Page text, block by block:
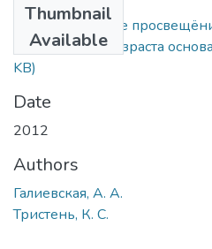
Thumbnail
Available
Валеологическое
дошкольного возраста
KB)
Date
2012
Authors
Галиевская, А. А.
Тристень, К. С.